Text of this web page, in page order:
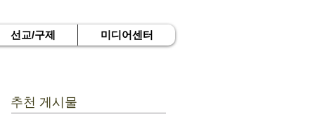
선교/구제 미디어센터
추천 게시물